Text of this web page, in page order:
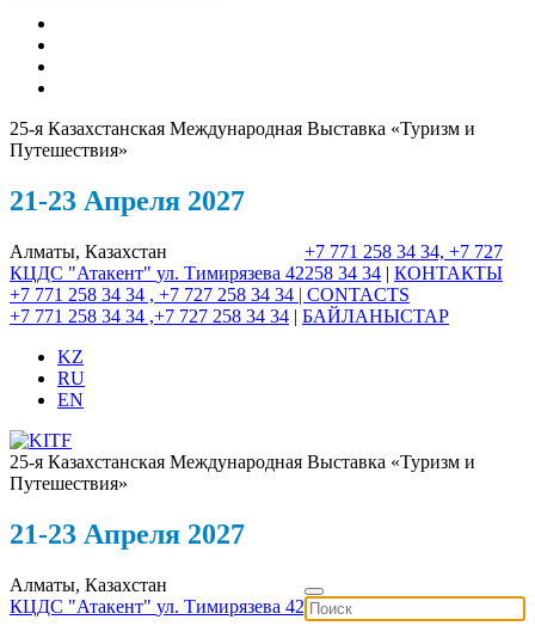
25-я Казахстанская Международная Выставка «Туризм и
Путешествия»
21-23 Апреля 2027
Алматы, Казахстан
КЦДС "Атакент" ул. Тимирязева 42
+7 771 258 34 34, +7 727
258 34 34 | КОНТАКТЫ
+7 771 258 34 34 , +7 727 258 34 34 | CONTACTS
+7 771 258 34 34 ,+7 727 258 34 34 | БАЙЛАНЫСТАР
KZ
RU
EN
25-я Казахстанская Международная Выставка «Туризм и
Путешествия»
21-23 Апреля 2027
Алматы, Казахстан
КЦДС "Атакент" ул. Тимирязева 42